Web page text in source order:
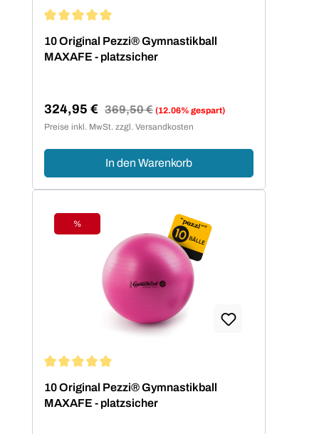
10 Original Pezzi® Gymnastikball
MAXAFE - platzsicher
Verkaufspreis:
324,95 € Regulärer Preis:
369,50 € (12.06% gespart)
Preise inkl. MwSt. zzgl. Versandkosten
In den Warenkorb
Rabatt
%
10 Original Pezzi® Gymnastikball
MAXAFE - platzsicher